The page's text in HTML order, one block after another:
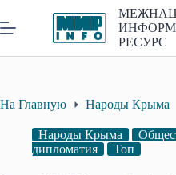
к
сути
РЕСУРС
На Главную Народы Крыма
Народы Крыма
дипломатия
Топ